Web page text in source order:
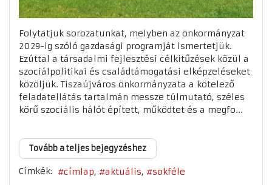
Folytatjuk sorozatunkat, melyben az önkormányzat
2029-ig szóló gazdasági programját ismertetjük.
Ezúttal a társadalmi fejlesztési célkitűzések közül a
szociálpolitikai és családtámogatási elképzeléseket
közöljük. Tiszaújváros önkormányzata a kötelező
feladatellátás tartalmán messze túlmutató, széles
körű szociális hálót épített, működtet és a megfo...
Tovább a teljes bejegyzéshez
Címkék: címlap aktuális sokféle